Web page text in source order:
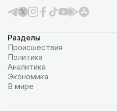
Разделы
Происшествия
Политика
Аналитика
Экономика
В мире